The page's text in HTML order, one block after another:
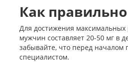
Как
Для достижения максимальных
мужчин составляет 20-50 мг в
забывайте, что перед началом
специалистом.